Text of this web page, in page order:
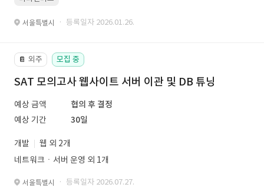
서울특별시 · 등록일자 2026.01.26.
📔 외주 모집 중
SAT 모의고사 웹사이트 서버 이관 및 DB 튜닝
예상 금액
협의 후 결정
예상 기간
30일
개발
웹 외 2개
네트워크ㆍ서버 운영 외 1개
서울특별시 · 등록일자 2026.07.27.